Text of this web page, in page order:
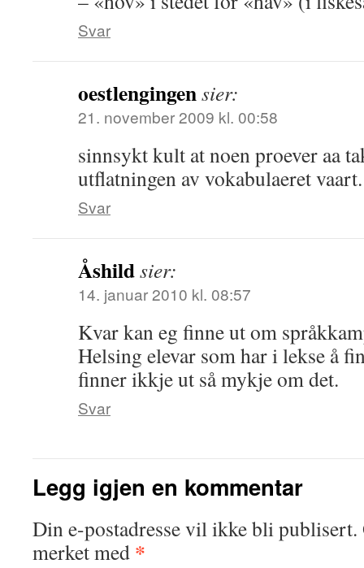
Svar
oestlengingensier:
21. november 2009 kl. 00:58
sinnsykt kult at noen proever aa
utflatningen av vokabulaeret
Svar
Åshildsier:
14. januar 2010 kl. 08:57
Kvar kan eg finne ut om
Helsing elevar som har i lekse å
finner ikkje ut så mykje om det.
Svar
Legg igjen en kommentar
Din e-postadresse vil ikke bli publisert.
merket med *